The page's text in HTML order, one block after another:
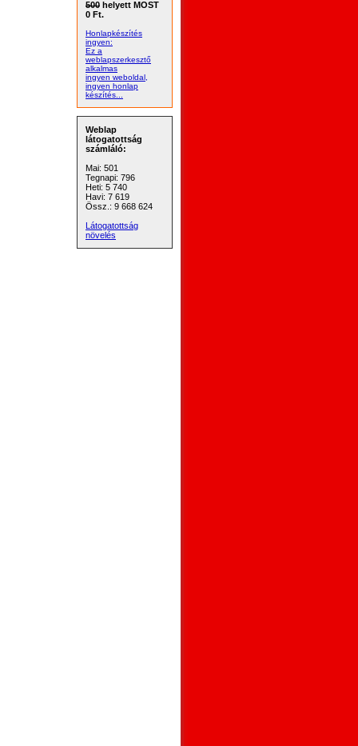
500 helyett MOST
0 Ft.
Honlapkészítés
ingyen:
Ez a
weblapszerkesztő
alkalmas
ingyen weboldal,
ingyen honlap
készítés...
Weblap
látogatottság
számláló:
Mai: 501
Tegnapi: 796
Heti: 5 740
Havi: 7 619
Össz.: 9 668 624
Látogatottság
növelés